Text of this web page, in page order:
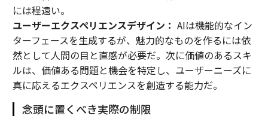
には程遠い。
ユーザーエクスペリエンスデザイン： AIは機能的なイン
ターフェースを生成するが、魅力的なものを作るには依
然として人間の目と直感が必要だ。次に価値のあるスキ
ルは、価値ある問題と機会を特定し、ユーザーニーズに
真に応えるエクスペリエンスを創造する能力だ。
念頭に置くべき実際の制限